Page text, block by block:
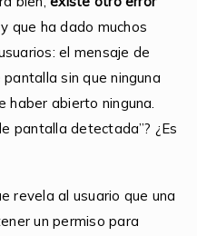
que ha dado muchos
el mensaje de
sin que ninguna
haber abierto ninguna.
pantalla detectada”? ¿Es
revela al usuario que una
un permiso para